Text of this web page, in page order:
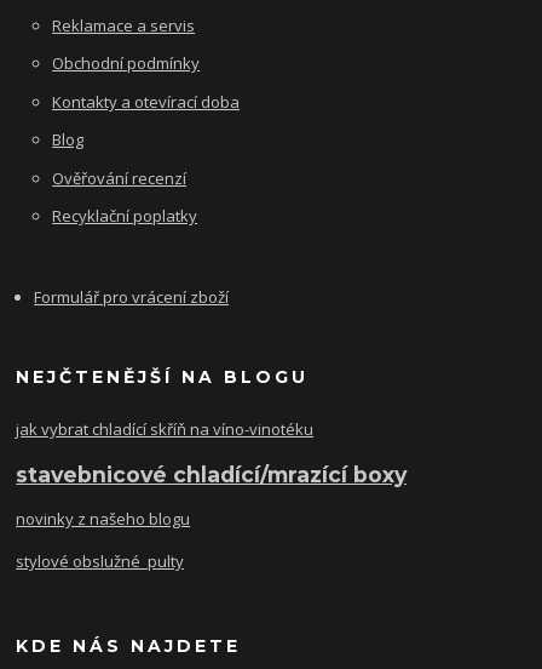
Reklamace a servis
Obchodní podmínky
Kontakty a otevírací doba
Blog
Ověřování recenzí
Recyklační poplatky
Formulář pro vrácení zboží
NEJČTENĚJŠÍ NA BLOGU
jak vybrat chladící skříň na víno-vinotéku
stavebnicové chladící/mrazící boxy
novinky z našeho blogu
stylové obslužné pulty
KDE NÁS NAJDETE